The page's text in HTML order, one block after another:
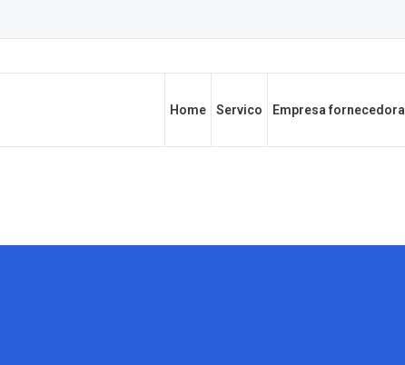
Home Servico Empresa fornecedora